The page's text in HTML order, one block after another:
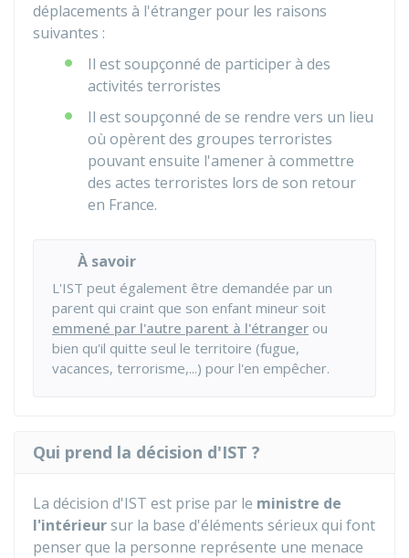
déplacements à l'étranger pour les raisons
suivantes :
Il est soupçonné de participer à des
activités terroristes
Il est soupçonné de se rendre vers un lieu
où opèrent des groupes terroristes
pouvant ensuite l'amener à commettre
des actes terroristes lors de son retour
en France.
À savoir
L'IST peut également être demandée par un
parent qui craint que son enfant mineur soit
emmené par l'autre parent à l'étranger ou
bien qu'il quitte seul le territoire (fugue,
vacances, terrorisme,...) pour l'en empêcher.
Qui prend la décision d'IST ?
La décision d'IST est prise par le ministre de
l'intérieursur la base d'éléments sérieux qui font
penser que la personne représente une menace